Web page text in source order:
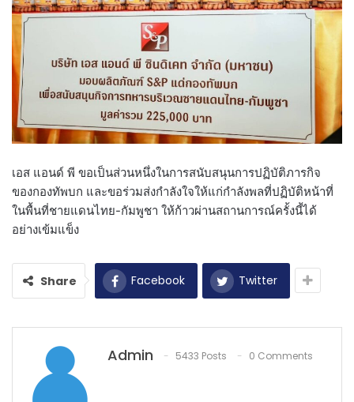
เอส แอนด์ พี ขอเป็นส่วนหนึ่งในการสนับสนุนการปฏิบัติภารกิจ
ของกองทัพบก และขอร่วมส่งกำลังใจให้แก่กำลังพลที่ปฏิบัติหน้าที่
ในพื้นที่ชายแดนไทย-กัมพูชา ให้ก้าวผ่านสถานการณ์ครั้งนี้ได้
อย่างเข้มแข็ง
Share Facebook Twitter
Admin 5433 Posts 0 Comments